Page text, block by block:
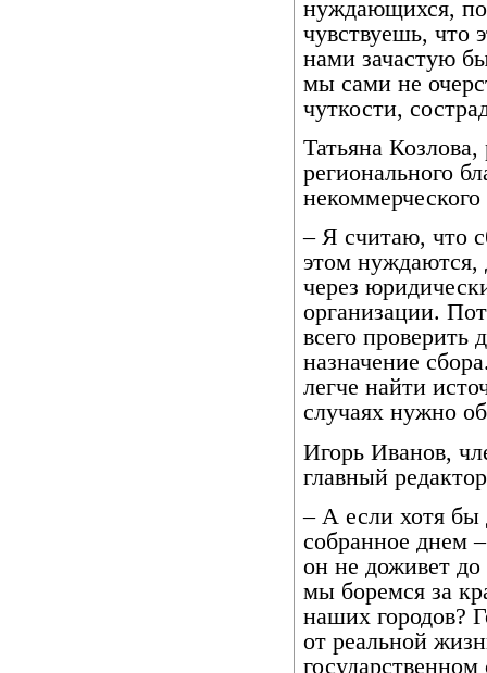
нуждающихся,
чувствуешь, что
нами зачастую
мы сами не
чуткости,
Татьяна
регионального
– Я считаю, что
этом нуждаются,
через
организации.
всего проверить
назначение
легче найти
случаях нужно
Игорь Иванов,
главный
– А если хотя бы
собранное днем
он не доживет до
мы боремся за
наших городов?
от реальной